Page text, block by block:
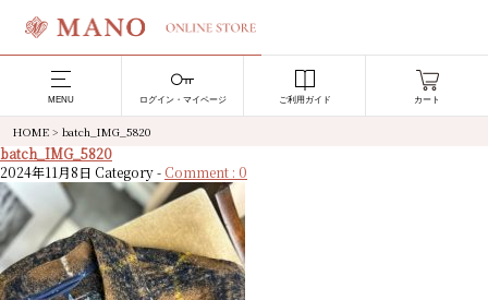
MENU ログイン・マイページ ご利用ガイド カート
HOME > batch_IMG_5820
batch_IMG_5820
2024年11月8日 Category - Comment : 0